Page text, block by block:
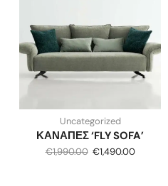
Uncategorized
ΚΑΝΑΠΕΣ ‘FLY SOFA’
€1,990.00 €1,490.00